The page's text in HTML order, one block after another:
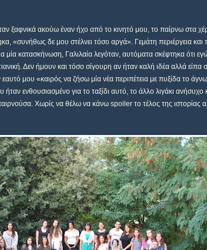
ξαφνικά ακούω έναν ήχο από το κινητό μου, το παίρνω στα
«συνήθως δε μου στέλνει τόσο αργά». Γεμάτη περιέργεια
μία κατασκήνωση, Γαλιλαία λεγόταν, αυτόματα σκέφτηκα ότι
Δεν ήμουν και τόσο σίγουρη αν ήταν καλή ιδέα αλλά είπα
μου «καιρός να ζήσω μία νέα περιπέτεια με πυξίδα το
ενθουσιασμένο για το ταξίδι αυτό, το άλλο λιγάκι
Χωρίς να θέλω να κάνω spoiler το τέλος της ιστορίας